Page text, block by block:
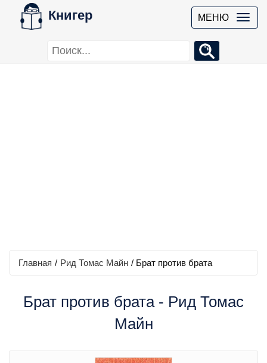
Книгер МЕНЮ
Главная / Рид Томас Майн / Брат против брата
Брат против брата - Рид Томас
Майн